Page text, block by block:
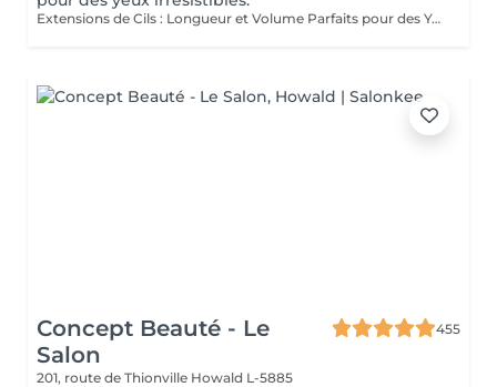
Extensions de Cils : Longueur et Volume Parfaits pour des Yeux Irrésistibles Découvrez le secret pour des yeux captivants avec nos extensions de cils. Conçues pour offrir à la fois longueur et volume, ces extensions transforment votre regard. Longueur Idéale : Les cils sont soigneusement sélectionnés pour offrir la longueur parfaite, créant un effet de cils allongés et élégants qui ouvrent et définissent le regard. Volume Éclatant : Grâce à des techniques avancées, nous ajoutons du volume à vos cils naturels pour un effet dense et luxuriant, sans alourdir vos yeux. Regard Séduisant : Profitez d'un regard irrésistible qui met en valeur vos yeux avec une intensité et une profondeur accrues, parfait pour toutes les occasions. Les cils sont appliquées avec précision par nos expertes, dont les maîtres Liseta, Fatima Deborah. Leur experience garantit un résultat impeccable et durable. Offrez-vous le luxe d'une beauté éclatante et faites briller vos yeux comme jamais auparavant.
Concept Beauté - Le
Salon
455
201, route de Thionville Howald L-5885